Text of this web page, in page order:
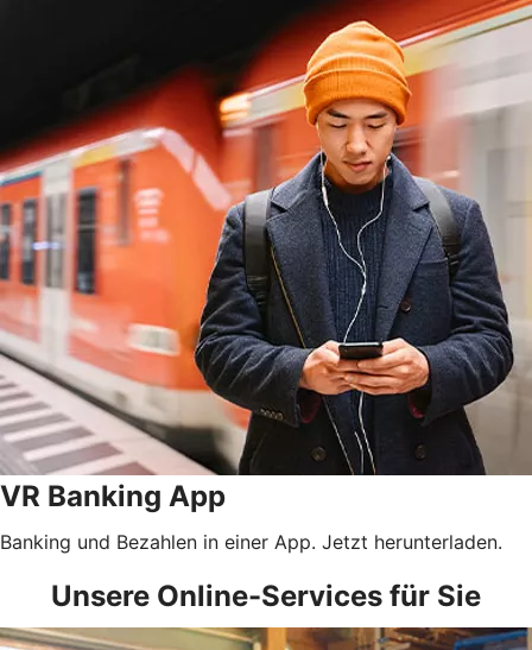
VR Banking App
Banking und Bezahlen in einer App. Jetzt herunterladen.
Unsere Online-Services für Sie